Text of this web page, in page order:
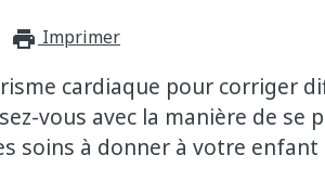
Imprimer
cardiaque pour corriger
vous avec la manière de se
soins à donner à votre enfant